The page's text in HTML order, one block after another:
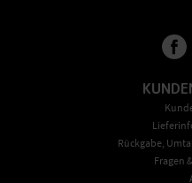
Rückgabe,
Fragen